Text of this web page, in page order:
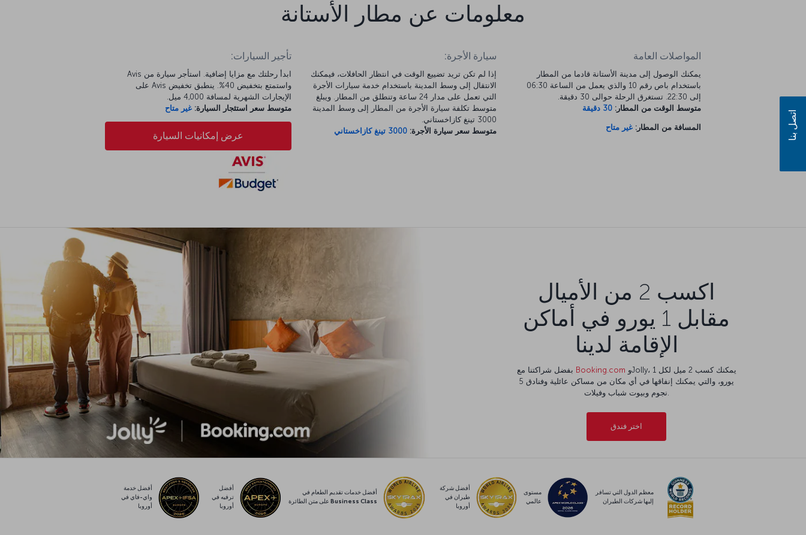
معلومات عن مطار الأستانة
المواصلات العامة
يمكنك الوصول إلى مدينة الأستانة قادما من المطار
باستخدام باص رقم 10 والذي يعمل من الساعة 06:30
إلى 22:30. تستغرق الرحلة حوالى 30 دقيقة.
متوسط الوقت من المطار: 30 دقيقة
المسافة من المطار: غير متاح
سيارة الأجرة:
إذا لم تكن تريد تضييع الوقت في انتظار الحافلات، فيمكنك
الانتقال إلى وسط المدينة باستخدام خدمة سيارات الأجرة
التي تعمل على مدار 24 ساعة وتنطلق من المطار. ويبلغ
متوسط تكلفة سيارة الأجرة من المطار إلى وسط المدينة
3000 تينغ كازاخستاني.
متوسط سعر سيارة الأجرة: 3000 تينغ كازاخستاني
تأجير السيارات:
ابدأ رحلتك مع مزايا إضافية. استأجر سيارة من Avis
واستمتع بتخفيض 40%. ينطبق تخفيض Avis على
الإيجارات الشهرية لمسافة 4,000 ميل.
متوسط سعر استئجار السيارة: غير متاح
عرض إمكانيات السيارة
اكسب 2 من الأميال
مقابل 1 يورو في أماكن
الإقامة لدينا
Booking.com
يورو، والتي يمكنك إنفاقها في أي مكان من مساكن عائلية وفنادق 5
اختر فندق
معظم الدول التي تسافر
إليها شركات الطيران
مستوى
عالمي
أفضل شركة
طيران في
أوروبا
أفضل خدمات تقديم الطعام في
Business Class على متن الطائرة
أفضل
ترفيه في
أوروبا
أفضل خدمة
واي-فاي في
أوروبا
اتصل بنا